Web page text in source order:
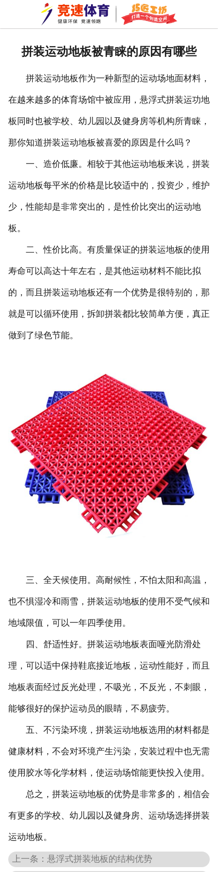
网站首页
成功案例
资质荣誉
公司环境
车间一角
拼装运动地板被青睐的原因有哪些
拼装运动地板作为一种新型的运动场地面材料，
在越来越多的体育场馆中被应用，悬浮式拼装运功地
板同时也被学校、幼儿园以及健身房等机构所青睐，
那你知道拼装运动地板被喜爱的原因是什么吗？
一、造价低廉。相较于其他运动地板来说，拼装
运动地板每平米的价格是比较适中的，投资少，维护
少，性能却是非常突出的，是性价比突出的运动地
板。
二、性价比高。有质量保证的拼装运地板的使用
寿命可以高达十年左右，是其他运动材料不能比拟
的，而且拼装运动地板还有一个优势是很特别的，那
就是可以循环使用，拆卸拼装都比较简单方便，真正
做到了绿色节能。
三、全天候使用。高耐候性，不怕太阳和高温，
也不惧湿冷和雨雪，拼装运动地板的使用不受气候和
地域限值，可以一年四季使用。
四、舒适性好。拼装运动地板表面哑光防滑处
理，可以适中保持鞋底接近地板，运动性能好，而且
地板表面经过反光处理，不吸光，不反光，不刺眼，
能够很好的保护运动员的眼睛，不易疲劳。
五、不污染环境，拼装运动地板选用的材料都是
健康材料，不会对环境产生污染，安装过程中也无需
使用胶水等化学材料，使运动场馆能更快投入使用。
总之，拼装运动地板的优势是非常多的，相信会
有更多的学校、幼儿园以及健身房、运动场选择拼装
运动地板。
上一条：悬浮式拼装地板的结构优势